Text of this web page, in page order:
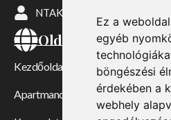
Ez a
egyéb
böngészési
érdekében a
webhely
NTAK: MA24094738
Oldalak
Kezdőoldal
Apartmanok